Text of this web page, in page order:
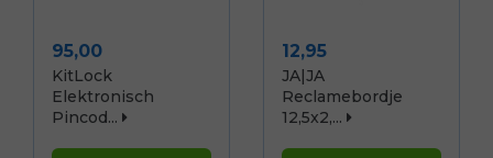
Prijs
95,00
KitLock
Elektronisch
Pincod...
Prijs
12,95
JA|JA
Reclamebordje
12,5x2,...